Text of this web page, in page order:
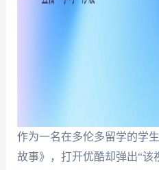
作为一名在多伦多留学的学
故事》，打开优酷却弹出“该